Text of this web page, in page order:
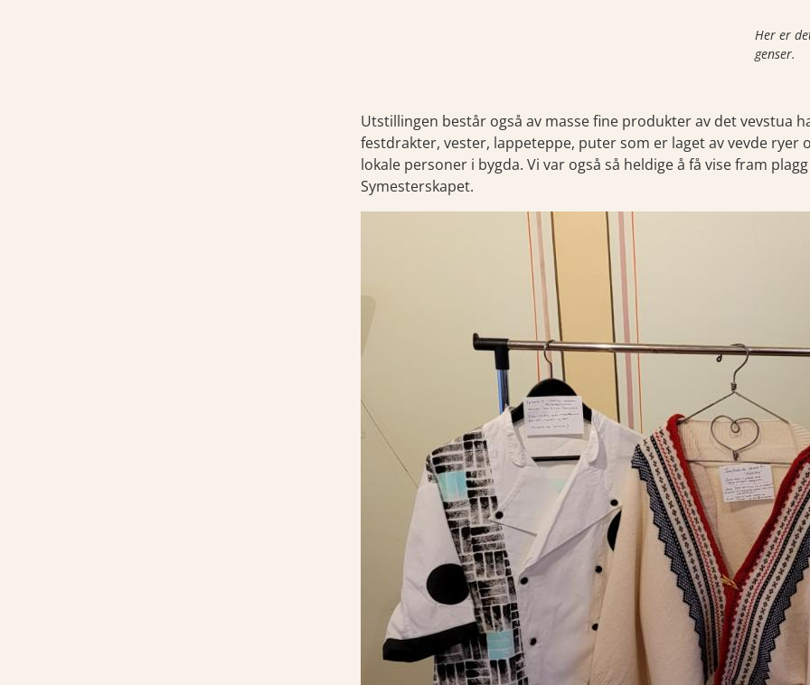
Her er
genser.
Utstillingen består også av masse fine produkter av det vevstua
festdrakter, vester, lappeteppe, puter som er laget av vevde ryer
lokale personer i bygda. Vi var også så heldige å få vise fram
Symesterskapet.